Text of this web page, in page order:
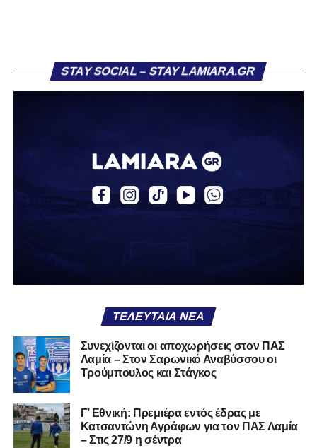
Στην πρώτη του σεζόν στην ΑΕΚ, σημείωσε τρία γκολ
εμπειρίες, καταγράφοντας δύο γκολ και δύο ασίστ σε
20 αγώνες. Σε διεθνές επίπεδο, ο Κοντονίκος φόρεσε τη
φανέλα της Εθνικής Ελλάδας Κ19, μετρώντας 10
συμμετοχές και δύο γκολ.
Καλωσήρθες, Βασίλη».
υπόλοιπο κόσμο. Ακολουθήστε το lamiara.gr στο
μαθαίνετε σε χρόνο dt όλα τα νέα.
STAY SOCIAL – STAY LAMIARA.GR
ΤΕΛΕΥΤΑΊΑ ΝΈΑ
Συνεχίζονται οι αποχωρήσεις στον ΠΑΣ
Λαμία – Στον Σαρωνικό Αναβύσσου οι
Τρούμπουλος και Στάγκος
Γ’ Εθνική: Πρεμιέρα εντός έδρας με
Κατσαντώνη Αγράφων για τον ΠΑΣ Λαμία
– Στις 27/9 η σέντρα